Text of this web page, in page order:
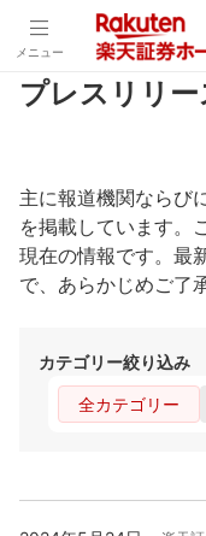
メニュー
プレスリリー
主に報道機関ならび
を掲載しています。
現在の情報です。最
で、あらかじめご了
カテゴリー絞り込み
全カテゴリー